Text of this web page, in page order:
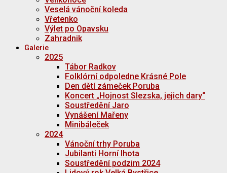
Veselá vánoční koleda
Vřetenko
Výlet po Opavsku
Zahradnik
Galerie
2025
Tábor Radkov
Folklórní odpoledne Krásné Pole
Den dětí zámeček Poruba
Koncert „Hojnost Slezska, jejich dary“
Soustředění Jaro
Vynášení Mařeny
Minibáleček
2024
Vánoční trhy Poruba
Jubilanti Horní lhota
Soustředění podzim 2024